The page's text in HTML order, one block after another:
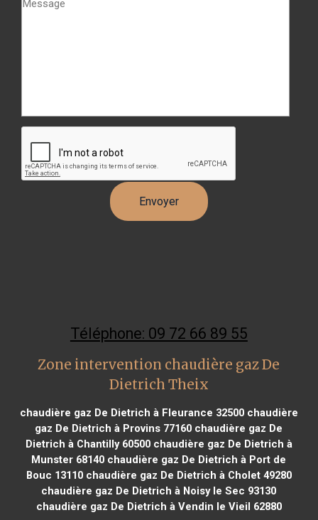
Téléphone: 09 72 66 89 55
Zone intervention chaudière gaz De
Dietrich Theix
chaudière gaz De Dietrich à Fleurance 32500chaudière
gaz De Dietrich à Provins 77160 chaudière gaz De
Dietrich à Chantilly 60500chaudière gaz De Dietrich à
Munster 68140 chaudière gaz De Dietrich à Port de
Bouc 13110chaudière gaz De Dietrich à Cholet 49280
chaudière gaz De Dietrich à Noisy le Sec 93130
chaudière gaz De Dietrich à Vendin le Vieil 62880